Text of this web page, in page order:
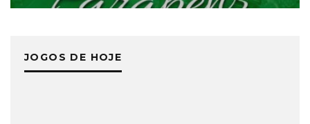
JOGOS DE HOJE